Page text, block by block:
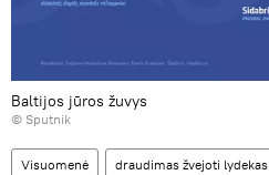
Baltijos jūros žuvys
© Sputnik
Visuomenė draudimas žvejoti lydekas